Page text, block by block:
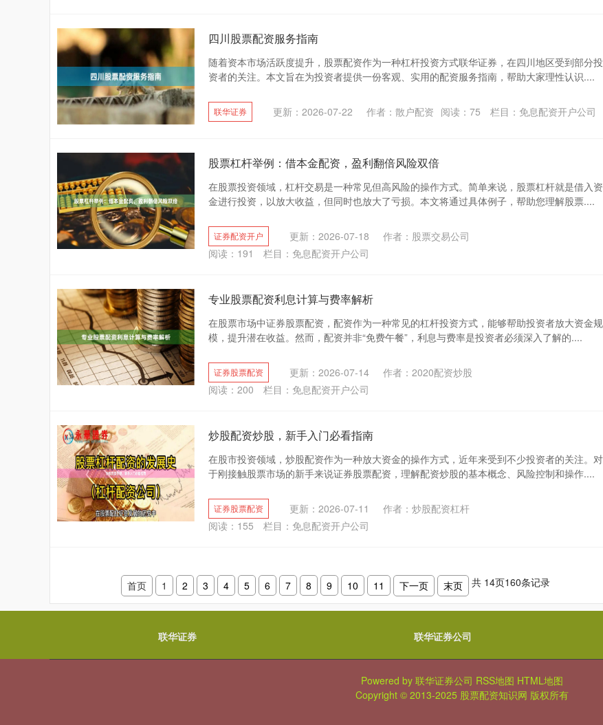
四川股票配资服务指南
随着资本市场活跃度提升，股票配资作为一种杠杆投资方式联华证券，在四川地区受到部分投
资者的关注。本文旨在为投资者提供一份客观、实用的配资服务指南，帮助大家理性认识....
联华证券 更新：2026-07-22 作者：散户配资 阅读： 75 栏目： 免息配资开户公司
股票杠杆举例：借本金配资，盈利翻倍风险双倍
在股票投资领域，杠杆交易是一种常见但高风险的操作方式。简单来说，股票杠杆就是借入资
金进行投资，以放大收益，但同时也放大了亏损。本文将通过具体例子，帮助您理解股票....
证券配资开户 更新：2026-07-18
作者：股票交易公司
阅读： 191 栏目： 免息配资开户公司
专业股票配资利息计算与费率解析
在股票市场中证券股票配资，配资作为一种常见的杠杆投资方式，能够帮助投资者放大资金规
模，提升潜在收益。然而，配资并非“免费午餐”，利息与费率是投资者必须深入了解的....
证券股票配资 更新：2026-07-14
作者：2020配资炒股
阅读： 200 栏目： 免息配资开户公司
炒股配资炒股，新手入门必看指南
在股市投资领域，炒股配资作为一种放大资金的操作方式，近年来受到不少投资者的关注。对
于刚接触股票市场的新手来说证券股票配资，理解配资炒股的基本概念、风险控制和操作....
证券股票配资 更新：2026-07-11
作者：炒股配资杠杆
阅读： 155 栏目： 免息配资开户公司
首页 1 2 3 4 5 6 7 8 9 10 11 下一页 末页 共 14页160条记录
联华证券 联华证券公司
Powered by 联华证券公司 RSS地图 HTML地图
Copyright © 2013-2025 股票配资知识网 版权所有